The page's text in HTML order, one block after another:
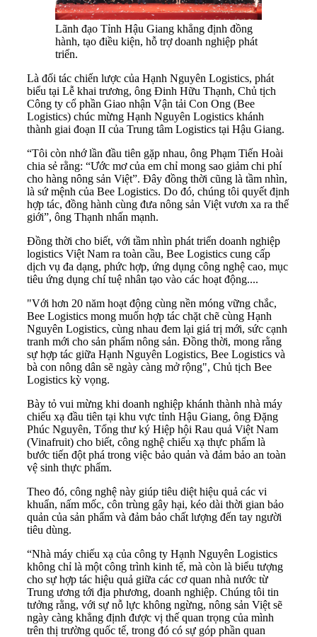
Lãnh đạo Tỉnh Hậu Giang khẳng định đồng
hành, tạo điều kiện, hỗ trợ doanh nghiệp phát
triển.
Là đối tác chiến lược của Hạnh Nguyên Logistics, phát
biểu tại Lễ khai trương, ông Đinh Hữu Thạnh, Chủ tịch
Công ty cổ phần Giao nhận Vận tải Con Ong (Bee
Logistics) chúc mừng Hạnh Nguyên Logistics khánh
thành giai đoạn II của Trung tâm Logistics tại Hậu Giang.
“Tôi còn nhớ lần đầu tiên gặp nhau, ông Phạm Tiến Hoài
chia sẻ rằng: “Ước mơ của em chỉ mong sao giảm chi phí
cho hàng nông sản Việt”. Đây đồng thời cũng là tầm nhìn,
là sứ mệnh của Bee Logistics. Do đó, chúng tôi quyết định
hợp tác, đồng hành cùng đưa nông sản Việt vươn xa ra thế
giới”, ông Thạnh nhấn mạnh.
Đồng thời cho biết, với tầm nhìn phát triển doanh nghiệp
logistics Việt Nam ra toàn cầu, Bee Logistics cung cấp
dịch vụ đa dạng, phức hợp, ứng dụng công nghệ cao, mục
tiêu ứng dụng chí tuệ nhân tạo vào các hoạt động....
"Với hơn 20 năm hoạt động cùng nền móng vững chắc,
Bee Logistics mong muốn hợp tác chặt chẽ cùng Hạnh
Nguyên Logistics, cùng nhau đem lại giá trị mới, sức cạnh
tranh mới cho sản phẩm nông sản. Đồng thời, mong rằng
sự hợp tác giữa Hạnh Nguyên Logistics, Bee Logistics và
bà con nông dân sẽ ngày càng mở rộng", Chủ tịch Bee
Logistics kỳ vọng.
Bày tỏ vui mừng khi doanh nghiệp khánh thành nhà máy
chiếu xạ đầu tiên tại khu vực tỉnh Hậu Giang, ông Đặng
Phúc Nguyên, Tổng thư ký Hiệp hội Rau quả Việt Nam
(Vinafruit) cho biết, công nghệ chiếu xạ thực phẩm là
bước tiến đột phá trong việc bảo quản và đảm bảo an toàn
vệ sinh thực phẩm.
Theo đó, công nghệ này giúp tiêu diệt hiệu quả các vi
khuẩn, nấm mốc, côn trùng gây hại, kéo dài thời gian bảo
quản của sản phẩm và đảm bảo chất lượng đến tay người
tiêu dùng.
“Nhà máy chiếu xạ của công ty Hạnh Nguyên Logistics
không chỉ là một công trình kinh tế, mà còn là biểu tượng
cho sự hợp tác hiệu quả giữa các cơ quan nhà nước từ
Trung ương tới địa phương, doanh nghiệp. Chúng tôi tin
tưởng rằng, với sự nỗ lực không ngừng, nông sản Việt sẽ
ngày càng khẳng định được vị thế quan trọng của mình
trên thị trường quốc tế, trong đó có sự góp phần quan